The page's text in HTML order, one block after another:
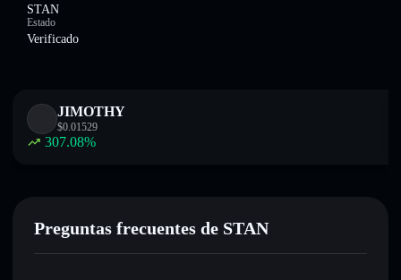
STAN
Estado
Verificado
JIMOTHY
$0.01529
307.08%
Preguntas frecuentes de STAN